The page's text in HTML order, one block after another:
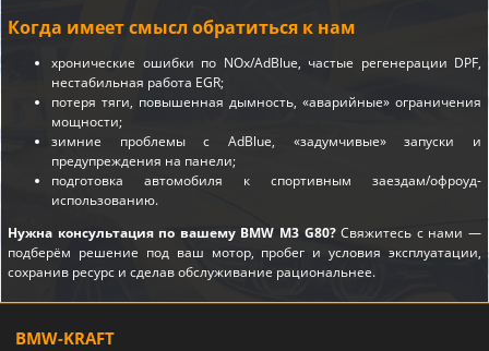
Когда имеет смысл обратиться к нам
хронические ошибки по NOx/AdBlue, частые регенерации DPF,
нестабильная работа EGR;
потеря тяги, повышенная дымность, «аварийные» ограничения
мощности;
зимние проблемы с AdBlue, «задумчивые» запуски и
предупреждения на панели;
подготовка автомобиля к спортивным заездам/офроуд-
использованию.
Нужна консультация по вашему BMW M3 G80?Свяжитесь с нами —
подберём решение под ваш мотор, пробег и условия эксплуатации,
сохранив ресурс и сделав обслуживание рациональнее.
BMW-KRAFT